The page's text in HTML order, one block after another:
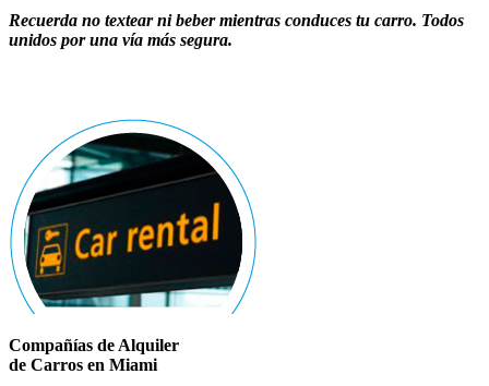
Recuerda no textear ni beber mientras conduces tu carro. Todos
unidos por una vía más segura.
Compañías de Alquiler
de Carros en Miami